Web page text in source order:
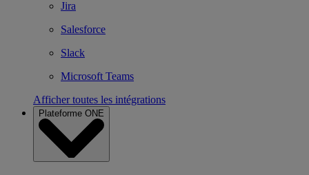
Jira
Salesforce
Slack
Microsoft Teams
Afficher toutes les intégrations
Plateforme ONE